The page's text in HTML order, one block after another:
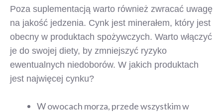
Poza suplementacją warto również zwracać uwagę
na jakość jedzenia. Cynk jest minerałem, który jest
obecny w produktach spożywczych. Warto włączyć
je do swojej diety, by zmniejszyć ryzyko
ewentualnych niedoborów. W jakich produktach
jest najwięcej cynku?
W owocach morza, przede wszystkim w